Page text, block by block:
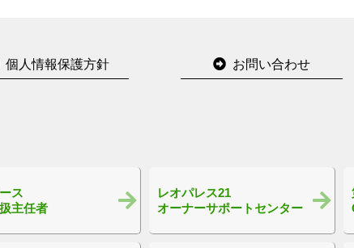
個人情報保護方針 お問い合わせ
ス
主任者
レオパレス21
オーナーサポートセンター